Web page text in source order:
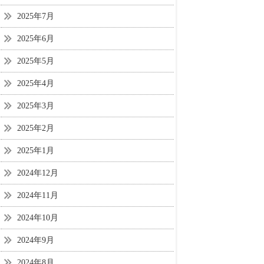
2025年7月
2025年6月
2025年5月
2025年4月
2025年3月
2025年2月
2025年1月
2024年12月
2024年11月
2024年10月
2024年9月